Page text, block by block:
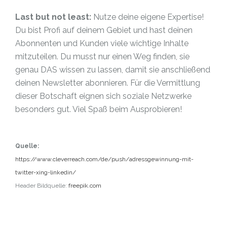
Last but not least: Nutze deine eigene Expertise!
Du bist Profi auf deinem Gebiet und hast deinen
Abonnenten und Kunden viele wichtige Inhalte
mitzuteilen. Du musst nur einen Weg finden, sie
genau DAS wissen zu lassen, damit sie anschließend
deinen Newsletter abonnieren. Für die Vermittlung
dieser Botschaft eignen sich soziale Netzwerke
besonders gut. Viel Spaß beim Ausprobieren!
Quelle:
https://www.cleverreach.com/de/push/adressgewinnung-mit-
twitter-xing-linkedin/
Header Bildquelle: freepik.com